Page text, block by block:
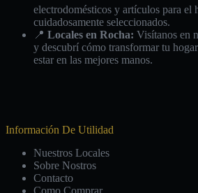
electrodomésticos y artículos para el
cuidadosamente seleccionados.
📍 Locales en Rocha: Visítanos en
y descubrí cómo transformar tu
estar en las mejores manos.
Información De Utilidad
Nuestros Locales
Sobre Nostros
Contacto